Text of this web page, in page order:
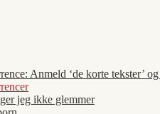
Anmeld ‘de korte tekster’
jeg ikke glemmer